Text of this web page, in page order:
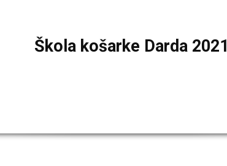
Škola košarke Darda 2021